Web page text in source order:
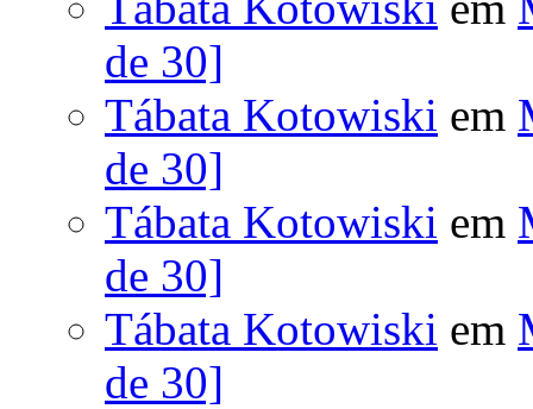
de 30]
Tábata Kotowiski em
de 30]
Tábata Kotowiski em
de 30]
Tábata Kotowiski em
de 30]